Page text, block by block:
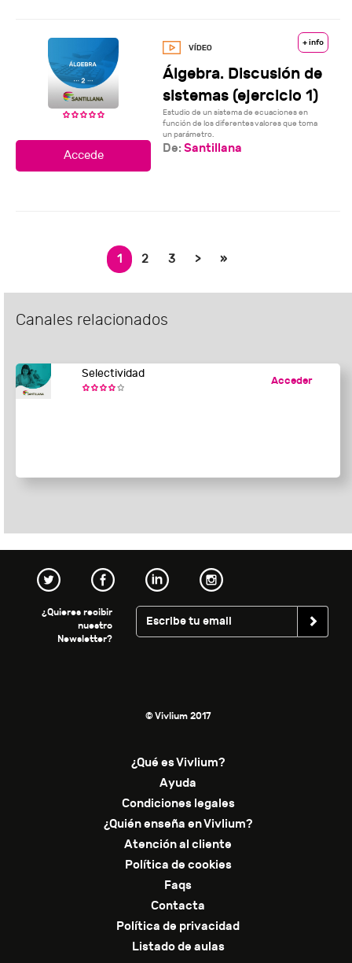
+ info
Álgebra. Discusión de
sistemas (ejercicio 1)
Estudio de un sistema de ecuaciones en
función de los diferentes valores que toma
un parámetro.
De:Santillana
1 2 3 > »
Canales relacionados
Selectividad
Acceder
¿Quieres recibir
nuestro
Newsletter?
© Vivlium 2017
¿Qué es Vivlium?
Ayuda
Condiciones legales
¿Quién enseña en Vivlium?
Atención al cliente
Política de cookies
Faqs
Contacta
Política de privacidad
Listado de aulas